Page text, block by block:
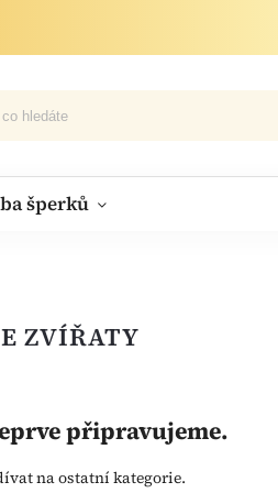
šperků
ZVÍŘATY
připravujeme.
na ostatní kategorie.